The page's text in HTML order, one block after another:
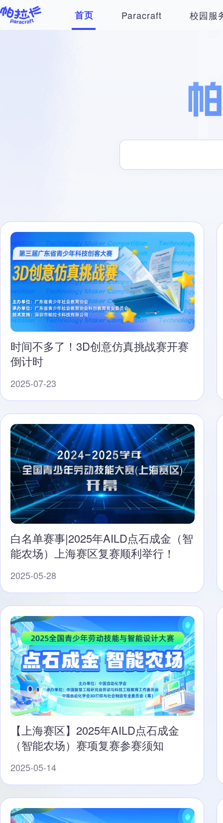
首页 Paracraft 校园服
时间不多了！3D创意仿真挑战赛开赛
倒计时
2025-07-23
白名单赛事|2025年AILD点石成金（智
能农场）上海赛区复赛顺利举行！
2025-05-28
【上海赛区】2025年AILD点石成金
（智能农场）赛项复赛参赛须知
2025-05-14